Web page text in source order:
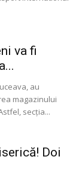
va fi
au
magazinului
secţia...
Doi